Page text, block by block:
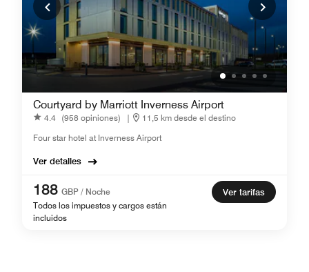
Courtyard by Marriott Inverness Airport
4.4 (958 opiniones) |
11,5 km desde el destino
Four star hotel at Inverness Airport
Ver detalles
188 GBP / Noche
Todos los impuestos y cargos están
incluidos
Ver tarifas